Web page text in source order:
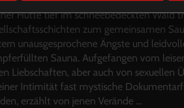
Hütte tief im schneebedeckten Wald
zum gemeinsamen
unausgesprochene Ängste und
Sauna. Aufgefangen vom
Liebschaften, aber auch von sexuellen
Intimität fast mystische
erzählt von jenen Verände ...